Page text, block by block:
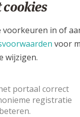
in of
voor
wijzigen.
portaal correct
registratie